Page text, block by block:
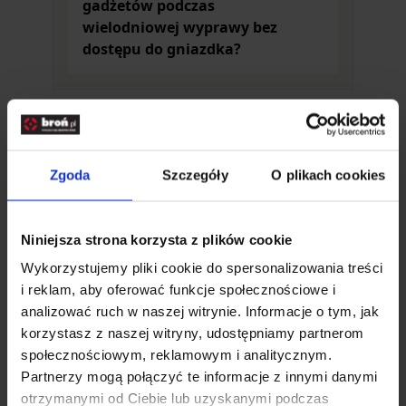
Zgoda Szczegóły O plikach cookies
Niniejsza strona korzysta z plików cookie
Wykorzystujemy pliki cookie do spersonalizowania treści
i reklam, aby oferować funkcje społecznościowe i
analizować ruch w naszej witrynie. Informacje o tym, jak
korzystasz z naszej witryny, udostępniamy partnerom
społecznościowym, reklamowym i analitycznym.
Partnerzy mogą połączyć te informacje z innymi danymi
otrzymanymi od Ciebie lub uzyskanymi podczas
ulubionym długopisem, który jest wygodny i
jednocześnie oryginalny!
Akcesoria myśliwskie i militarne to prawdziwe
produkty znajdujące się w naszej ofercie.
gadżetów podczas
wielodniowej wyprawy bez
dostępu do gniazdka?
Afryki!ALCO-Safe
to jedna z czołowych marek w
tamtym rejonie, jeśli chodzi o wykrywanie obecności
dostępna także w Polsce. Połączenie dobrych cen z
dokładną kalibracją urządzeń zapewni najwyższą
jakość w użytkowaniu ich produktów.
Skąd wzięła się firma ALCO-Safe?
ALCO-Safe ma swoją siedzibę w Pretorii, czyli w
jednym z największych miast RPA. Nic dziwnego: w
końcu znajduje się w okolicy Johannesburga,
słynącego z wydobycia złota. Firma powstała w 1970